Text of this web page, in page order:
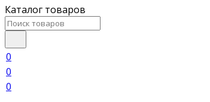
Каталог товаров
0
0
0